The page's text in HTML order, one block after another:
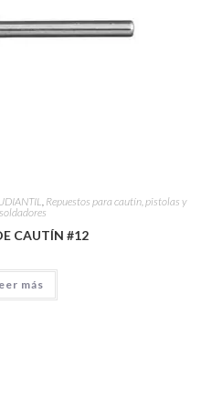
Repuestos para cautín, pistolas y
CAUTÍN #12
más